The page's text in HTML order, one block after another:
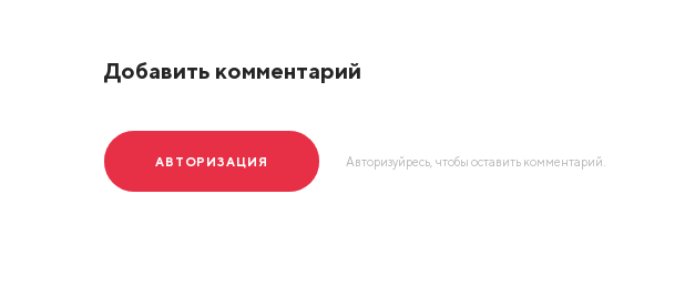
Добавить комментарий
АВТОРИЗАЦИЯ Авторизуйресь, чтобы оставить комментарий.